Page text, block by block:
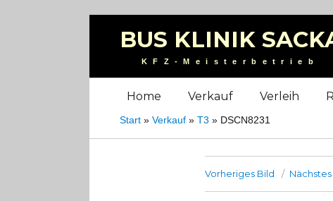
BUS KLINIK
KFZ-Meisterbetrieb
Home Verkauf Verleih
Start »Verkauf »T3 » DSCN8231
Vorheriges Bild